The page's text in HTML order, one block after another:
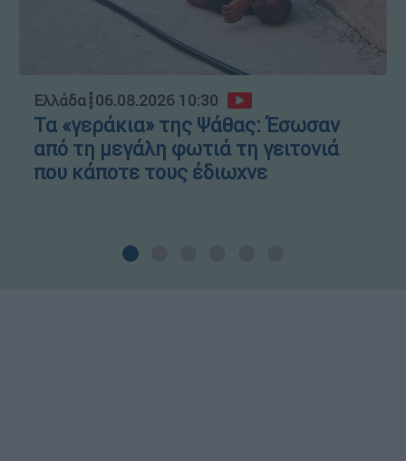
Ελλάδα┋06.08.2026 10:30
Τα «γεράκια» της Ψάθας: Έσωσαν
από τη μεγάλη φωτιά τη γειτονιά
που κάποτε τους έδιωχνε